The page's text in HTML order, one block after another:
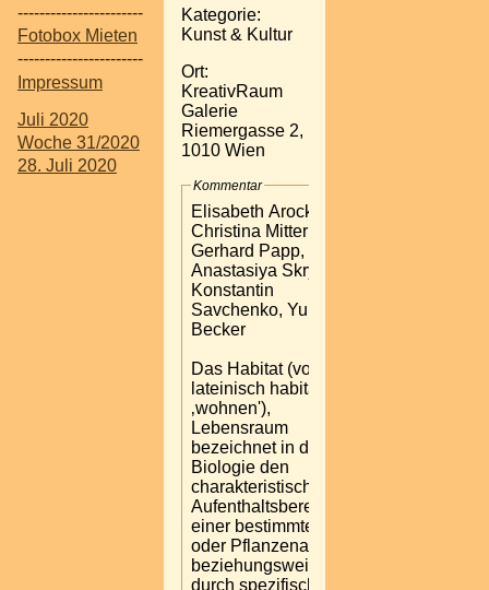
-----------------------
Fotobox Mieten
-----------------------
Impressum
Juli 2020
Woche 31/2020
28. Juli 2020
Kategorie:
Kunst & Kultur
Ort:
KreativRaum
Galerie
Riemergasse 2,
1010 Wien
Kommentar
Elisabeth Arocker,
Christina Mitterhuber,
Gerhard Papp,
Anastasiya Skryleva,
Konstantin
Savchenko, Yulia
Becker
Das Habitat (von
lateinisch habitare
‚wohnen'),
Lebensraum
bezeichnet in der
Biologie den
charakteristischen
Aufenthaltsbereich
einer bestimmten Tier-
oder Pflanzenart
beziehungsweise den
durch spezifische